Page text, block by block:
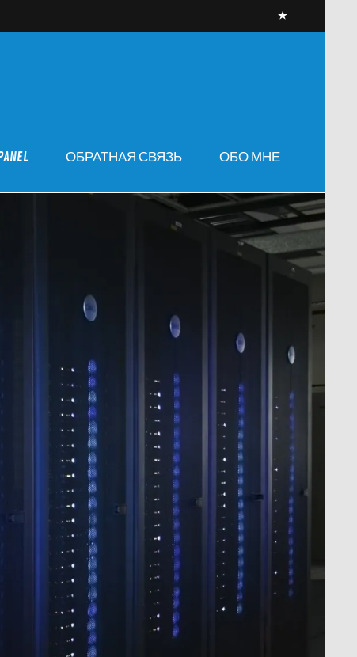
ОБРАТНАЯ СВЯЗЬ ОБО МНЕ